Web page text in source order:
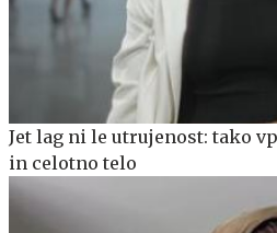
Jet lag ni le utrujenost: tako
in celotno telo